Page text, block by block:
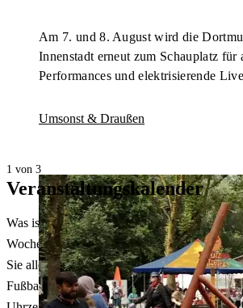
Am 7. und 8. August wird die
Innenstadt erneut zum Schauplatz für
Performances und elektrisierende
Umsonst & Draußen
1 von 3
Veranstaltungskalender
Was ist heute in Dortmund los? Welche
Wochenende? Im größten
Sie alle Events – von der Stadt- oder
Fußballspiel bis zum Flohmarkt. Sie können